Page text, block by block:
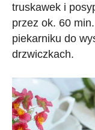
truskawek i
przez ok. 60
piekarniku do
drzwiczkach.